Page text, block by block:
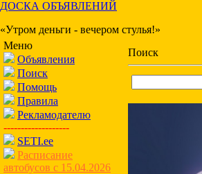
ДОСКА ОБЪЯВЛЕНИЙ
«Утром деньги - вечером стулья!»
Меню
Объявления
Поиск
Помощь
Правила
Рекламодателю
-------------------
SETI.ee
Расписание
автобусов с 15.04.2026
Поиск